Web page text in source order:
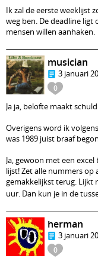
Ik zal de eerste weeklijst
weg ben. De deadline ligt
mensen willen aanhaken.
0
musician
3 januari
Ja ja, belofte maakt schuld
Overigens word ik
was 1989 juist braaf
Ja, gewoon met een
lijst! Zet alle nummers op
gemakkelijkst terug. Lijkt
uur. Dan kun je in de
0
herman
3 januari